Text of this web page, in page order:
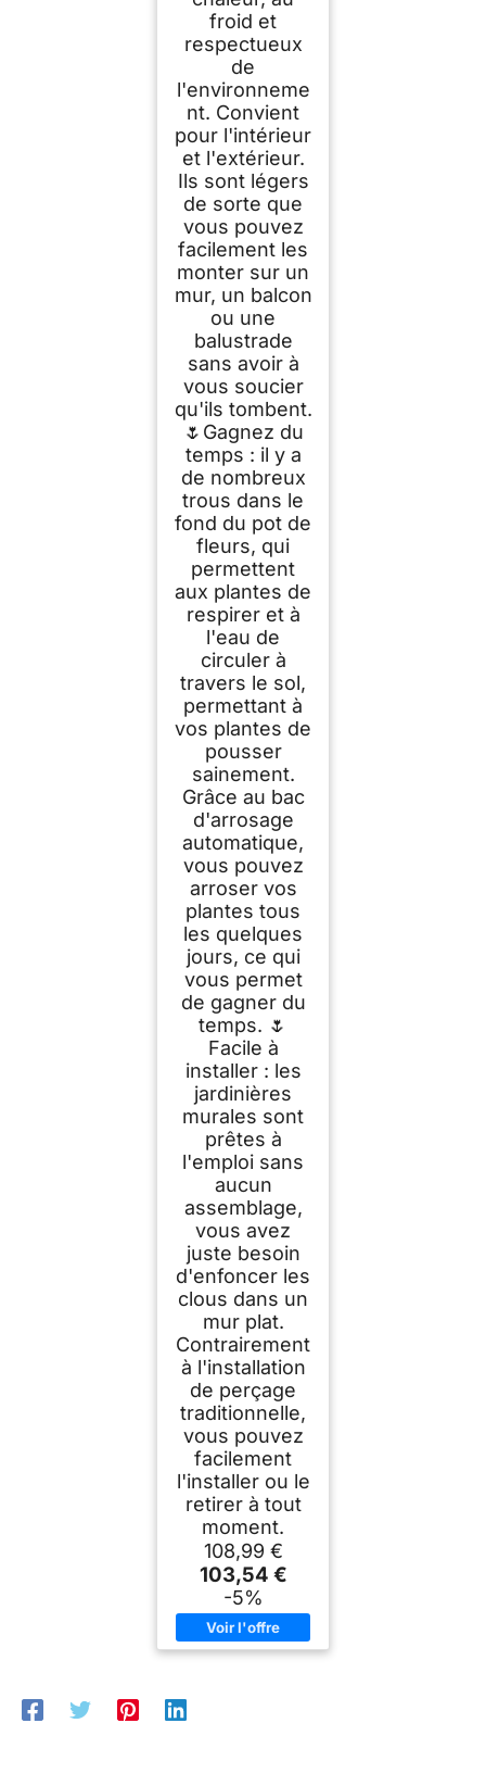
froid et
respectueux
de
l'environneme
nt. Convient
pour l'intérieur
et l'extérieur.
Ils sont légers
de sorte que
vous pouvez
facilement les
monter sur un
mur, un balcon
ou une
balustrade
sans avoir à
vous soucier
qu'ils tombent.
🌷Gagnez du
temps : il y a
de nombreux
trous dans le
fond du pot de
fleurs, qui
permettent
aux plantes de
respirer et à
l'eau de
circuler à
travers le sol,
permettant à
vos plantes de
pousser
sainement.
Grâce au bac
d'arrosage
automatique,
vous pouvez
arroser vos
plantes tous
les quelques
jours, ce qui
vous permet
de gagner du
temps. 🌷
Facile à
installer : les
jardinières
murales sont
prêtes à
l'emploi sans
aucun
assemblage,
vous avez
juste besoin
d'enfoncer les
clous dans un
mur plat.
Contrairement
à l'installation
de perçage
traditionnelle,
vous pouvez
facilement
l'installer ou le
retirer à tout
moment.
108,99 €
103,54 €
-5%